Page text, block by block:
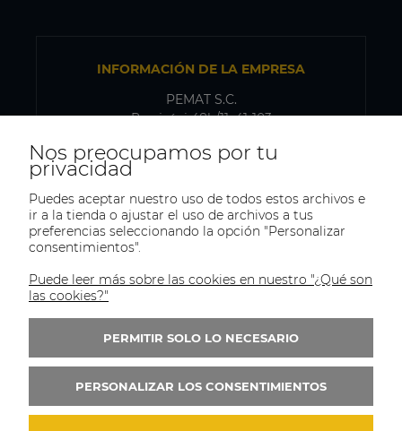
INFORMACIÓN DE LA EMPRESA
PEMAT S.C.
Przyjaźni 48b/11, 41-103
NIF-IVA: PL6431768329
DIRECCIÓN DE ENVÍO Y ALMACÉN
41-902, Bytom
Tel.:
+(48)515-965-404
Correo:trade@pematsc.pl
Nos preocupamos por tu
privacidad
Puedes aceptar nuestro uso de todos estos archivos e
ir a la tienda o ajustar el uso de archivos a tus
preferencias seleccionando la opción "Personalizar
consentimientos".
Puede leer más sobre las cookies en nuestro "¿Qué son
las cookies?"
PERMITIR SOLO LO NECESARIO
PERSONALIZAR LOS CONSENTIMIENTOS